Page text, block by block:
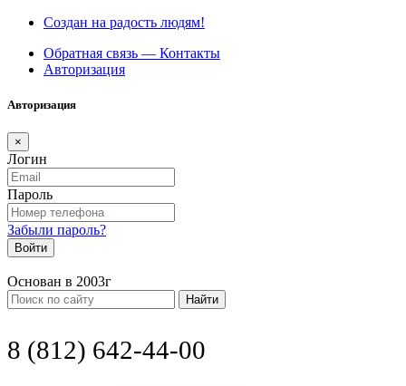
Создан на радость людям!
Обратная связь — Контакты
Авторизация
Авторизация
×
Логин
Пароль
Забыли пароль?
Войти
Основан в 2003г
Найти
8 (812) 642-44-00